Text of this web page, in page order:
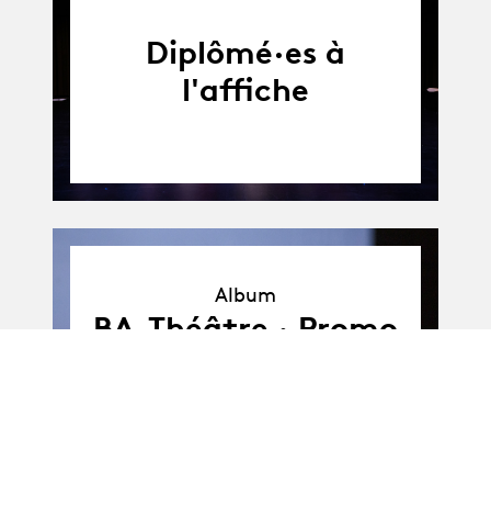
Diplômé·es à
l'affiche
Album
BA-Théâtre · Promo